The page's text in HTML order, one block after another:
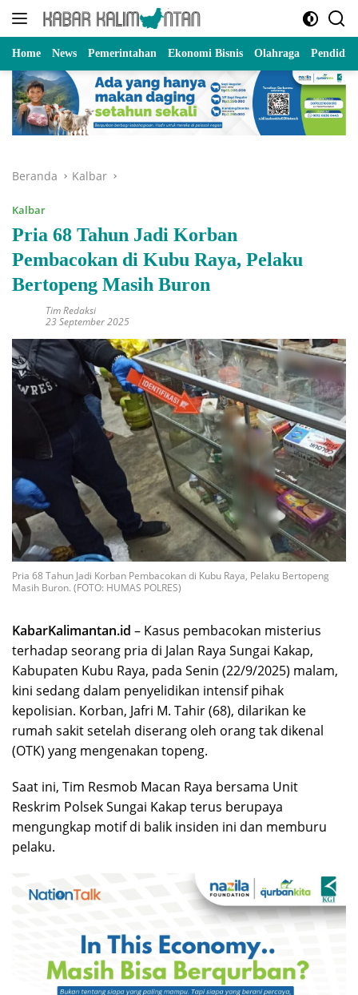
Langsung
Home News Pemerintahan Ekonomi Bisnis Olahraga
Beranda Kalbar
Kalbar
Pria 68 Tahun Jadi Korban
Pembacokan di Kubu Raya, Pelaku
Bertopeng Masih Buron
Tim Redaksi
23 September 2025
Pria 68 Tahun Jadi Korban Pembacokan di Kubu Raya, Pelaku Bertopeng
Masih Buron. (FOTO: HUMAS POLRES)
KabarKalimantan.id – Kasus pembacokan misterius
terhadap seorang pria di Jalan Raya Sungai Kakap,
Kabupaten Kubu Raya, pada Senin (22/9/2025) malam,
kini sedang dalam penyelidikan intensif pihak
kepolisian. Korban, Jafri M. Tahir (68), dilarikan ke
rumah sakit setelah diserang oleh orang tak dikenal
(OTK) yang mengenakan topeng.
Saat ini, Tim Resmob Macan Raya bersama Unit
Reskrim Polsek Sungai Kakap terus berupaya
mengungkap motif di balik insiden ini dan memburu
pelaku.